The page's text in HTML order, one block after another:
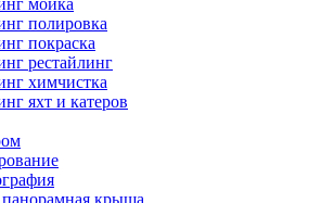
мойка
полировка
покраска
рестайлинг
химчистка
яхт и катеров
крыша